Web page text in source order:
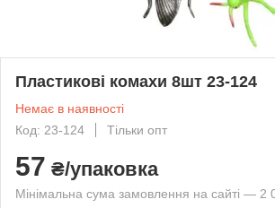
Пластикові комахи 8шт 23-124
Немає в наявності
Код: 23-124
Тільки опт
57 ₴/упаковка
Мінімальна сума замовлення на сайті — 2